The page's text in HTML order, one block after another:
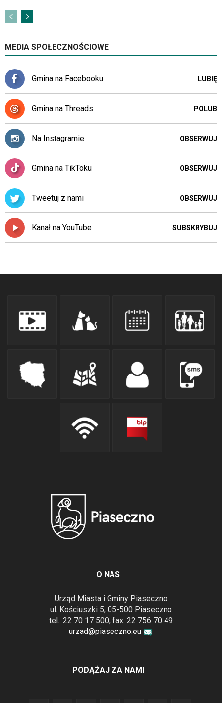
czytniku
być
wyposażone
dedykowane
skróty
klawiaturowe
przyjęte
dla
danej
platformy.
MEDIA SPOŁECZNOŚCIOWE
Gmina na Facebooku LUBIĘ
Gmina na Threads POLUB
Na Instagramie OBSERWUJ
Gmina na TikToku OBSERWUJ
Tweetuj z nami OBSERWUJ
Kanał na YouTube SUBSKRYBUJ
O NAS
Urząd Miasta i Gminy Piaseczno
ul. Kościuszki 5, 05-500 Piaseczno
tel.: 22 70 17 500, fax: 22 756 70 49
urzad@piaseczno.eu
PODĄŻAJ ZA NAMI